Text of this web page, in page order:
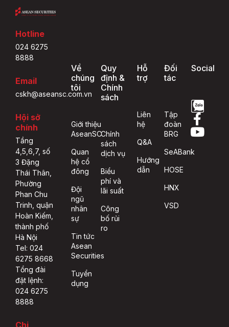
Hotline
024 6275
8888
Email
cskh@aseansc.com.vn
Hội sở
chính
Tầng
4,5,6,7, số
3 Đặng
Thái Thân,
Phường
Phan Chu
Trinh, quận
Hoàn Kiếm,
thành phố
Hà Nội
Tel: 024
6275 8668
Tổng đài
đặt lệnh:
024 6275
8888
Chi
Về
chúng
tôi
Giới thiệu
AseanSC
Quan
hệ cổ
đông
Đội
ngũ
nhân
sự
Tin tức
Asean
Securities
Tuyển
dụng
Quy
định &
Chính
sách
Chính
sách
dịch vụ
Biểu
phí và
lãi suất
Công
bố rủi
ro
Hỗ
trợ
Liên
hệ
Q&A
Hướng
dẫn
Đối
tác
Tập
đoàn
BRG
SeABank
HOSE
HNX
VSD
Social